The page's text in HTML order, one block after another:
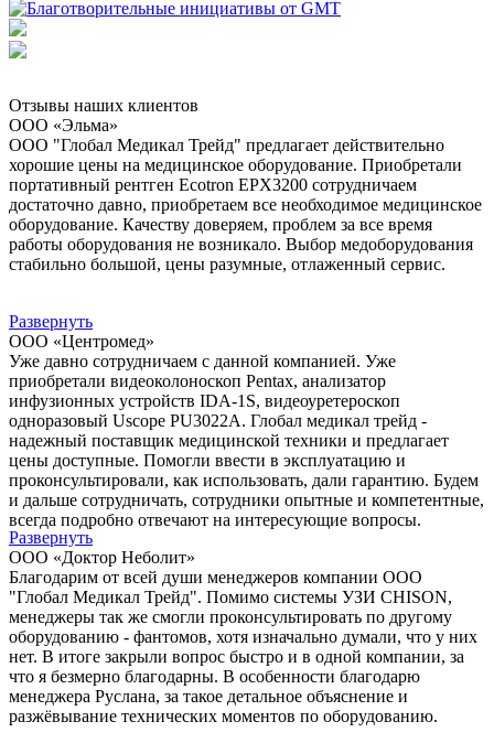
Отзывы наших клиентов
ООО «Эльма»
ООО "Глобал Медикал Трейд" предлагает действительно
хорошие цены на медицинское оборудование. Приобретали
портативный рентген Ecotron EPX3200 сотрудничаем
достаточно давно, приобретаем все необходимое медицинское
оборудование. Качеству доверяем, проблем за все время
работы оборудования не возникало. Выбор медоборудования
стабильно большой, цены разумные, отлаженный сервис.
Развернуть
ООО «Центромед»
Уже давно сотрудничаем с данной компанией. Уже
приобретали видеоколоноскоп Pentax, анализатор
инфузионных устройств IDA-1S, видеоуретероскоп
одноразовый Uscope PU3022A. Глобал медикал трейд -
надежный поставщик медицинской техники и предлагает
цены доступные. Помогли ввести в эксплуатацию и
проконсультировали, как использовать, дали гарантию. Будем
и дальше сотрудничать, сотрудники опытные и компетентные,
всегда подробно отвечают на интересующие вопросы.
Развернуть
ООО «Доктор Неболит»
Благодарим от всей души менеджеров компании ООО
"Глобал Медикал Трейд". Помимо системы УЗИ CHISON,
менеджеры так же смогли проконсультировать по другому
оборудованию - фантомов, хотя изначально думали, что у них
нет. В итоге закрыли вопрос быстро и в одной компании, за
что я безмерно благодарны. В особенности благодарю
менеджера Руслана, за такое детальное объяснение и
разжёвывание технических моментов по оборудованию.